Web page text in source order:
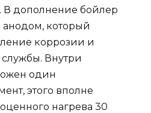
В дополнение бойлер
который
коррозии и
службы. Внутри
один
этого вполне
нагрева 30